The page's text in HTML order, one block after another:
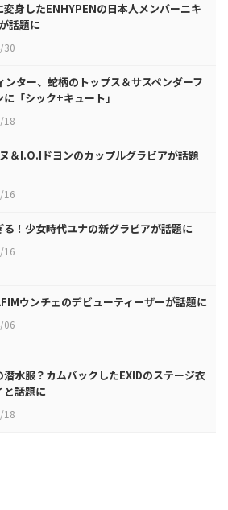
変身したENHYPENの日本人メンバーニキ
話題に
30
ター、蛇柄のトップス＆サスペンダーフ
「シック+キュート」
18
＆I.O.Iドヨンのカップルグラビアが話題
16
る！少女時代ユナの新グラビアが話題に
16
ウンチェのデビューティーザーが話題に
06
潜水服？カムバックしたEXIDのステージ衣
と話題に
18